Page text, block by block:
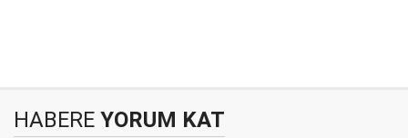
HABERE YORUM KAT